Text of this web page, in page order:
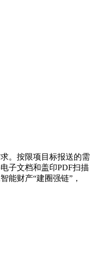
。按限项目标报送的需
子文档和盖印PDF扫描
能财产“建圈强链”，